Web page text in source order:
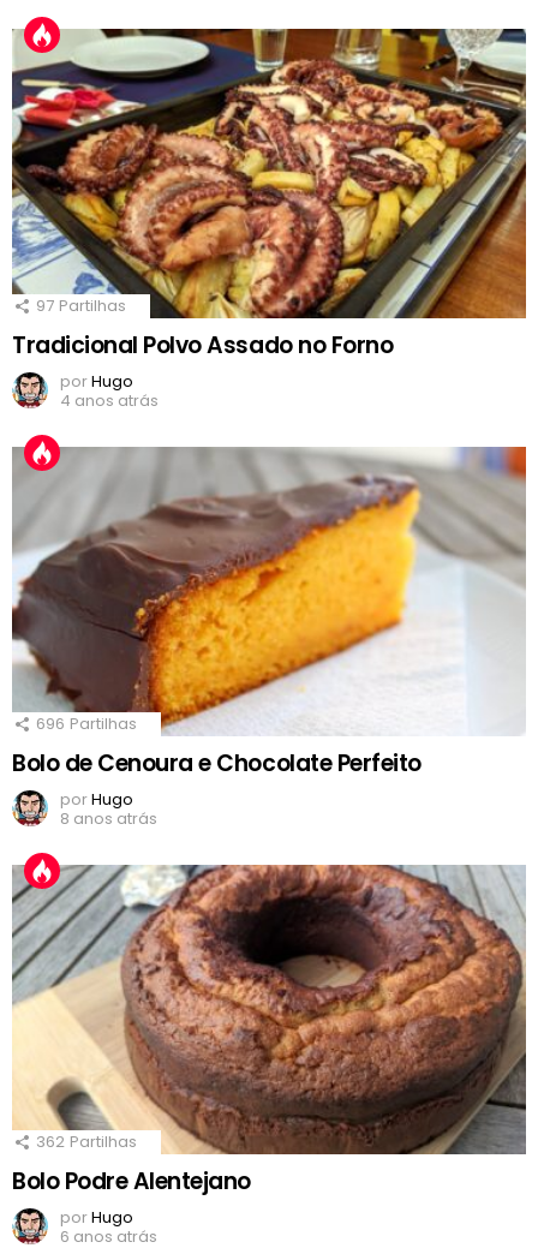
97 Partilhas
Tradicional Polvo Assado no Forno
porHugo
4 anos atrás
696 Partilhas
Bolo de Cenoura e Chocolate Perfeito
porHugo
8 anos atrás
362 Partilhas
Bolo Podre Alentejano
porHugo
6 anos atrás